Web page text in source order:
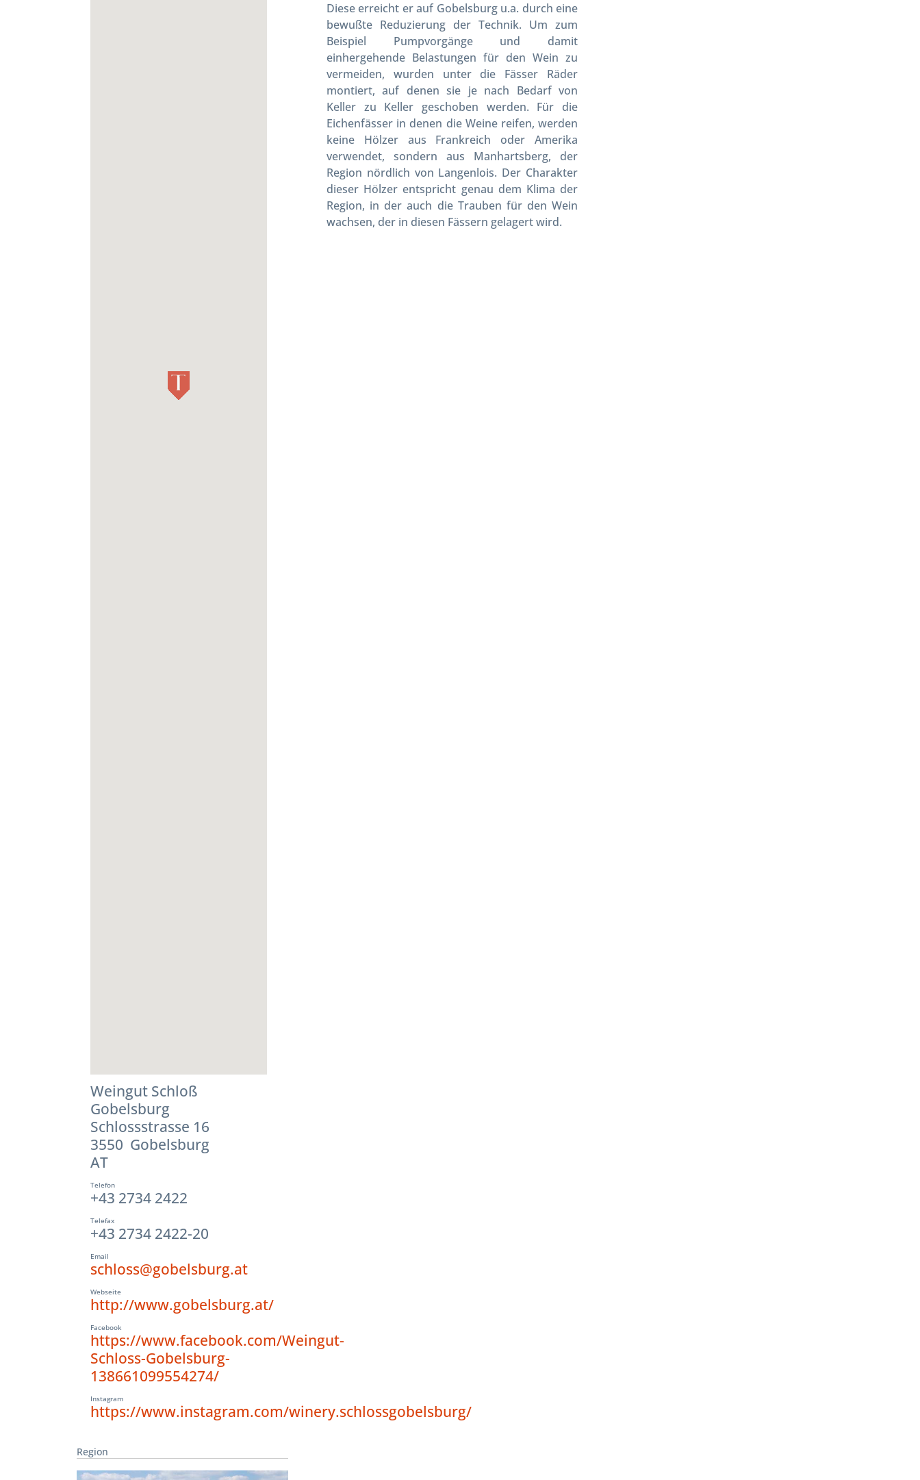
Weingut Schloß
Gobelsburg
Schlossstrasse 16
3550 Gobelsburg
AT
Telefon
+43 2734 2422
Telefax
+43 2734 2422-20
Email
schloss@gobelsburg.at
Webseite
http://www.gobelsburg.at/
Facebook
https://www.facebook.com/Weingut-
Schloss-Gobelsburg-
138661099554274/
Instagram
https://www.instagram.com/winery.schlossgobelsburg/
Region
Diese erreicht er auf Gobelsburg u.a. durch eine
bewußte Reduzierung der Technik. Um zum
Beispiel Pumpvorgänge und damit
einhergehende Belastungen für den Wein zu
vermeiden, wurden unter die Fässer Räder
montiert, auf denen sie je nach Bedarf von
Keller zu Keller geschoben werden. Für die
Eichenfässer in denen die Weine reifen, werden
keine Hölzer aus Frankreich oder Amerika
verwendet, sondern aus Manhartsberg, der
Region nördlich von Langenlois. Der Charakter
dieser Hölzer entspricht genau dem Klima der
Region, in der auch die Trauben für den Wein
wachsen, der in diesen Fässern gelagert wird.